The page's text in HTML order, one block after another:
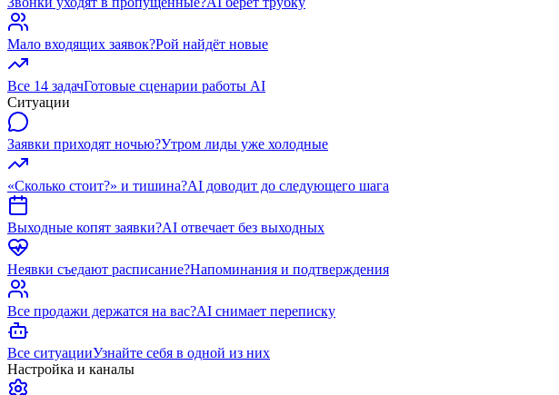
Мало входящих заявок?Рой найдёт новые
Все 14 задачГотовые сценарии работы AI
Ситуации
Заявки приходят ночью?Утром лиды уже холодные
«Сколько стоит?» и тишина?AI доводит до следующего шага
Выходные копят заявки?AI отвечает без выходных
Неявки съедают расписание?Напоминания и подтверждения
Все продажи держатся на вас?AI снимает переписку
Все ситуацииУзнайте себя в одной из них
Настройка и каналы